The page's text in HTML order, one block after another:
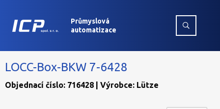
Průmyslová
automatizace
LOCC-Box-BKW 7-6428
Objednací číslo: 716428 | Výrobce: Lütze